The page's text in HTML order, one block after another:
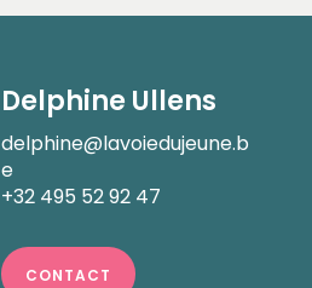
Delphine Ullens
delphine@lavoiedujeune.b
e
+32 495 52 92 47
CONTACT